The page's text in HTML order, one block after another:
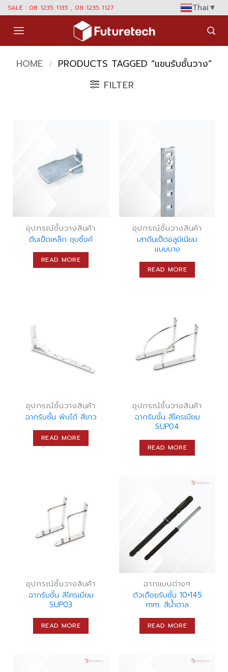
Skip
content
SALE : 08 1235 1135 , 08 1235 1127 Thai▼
HOME / PRODUCTS TAGGED “แขนรับชั้นวาง”
FILTER
อุปกรณ์ชั้นวางสินค้า
ตีนเป็ดเหล็ก ชุบซิ้งค์
READ MORE
อุปกรณ์ชั้นวางสินค้า
เสาตีนเป็ดอลูมิเนียม
แบบบาง
READ MORE
อุปกรณ์ชั้นวางสินค้า
ฉากรับชั้น พับได้ สีขาว
READ MORE
อุปกรณ์ชั้นวางสินค้า
ฉากรับชั้น สีโครเมียม
SUP04
READ MORE
อุปกรณ์ชั้นวางสินค้า
ฉากรับชั้น สีโครเมียม
SUP03
READ MORE
ฉากแบบต่างๆ
ตัวเดือยรับชั้น 10×145
mm. สีน้ำตาล
READ MORE